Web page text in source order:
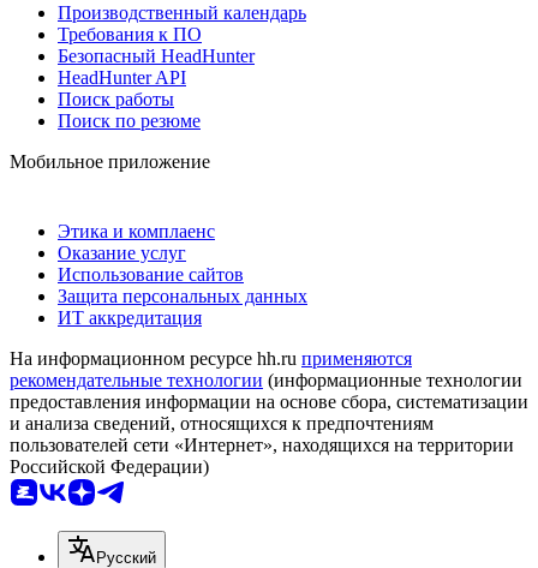
Производственный календарь
Требования к ПО
Безопасный HeadHunter
HeadHunter API
Поиск работы
Поиск по резюме
Мобильное приложение
Этика и комплаенс
Оказание услуг
Использование сайтов
Защита персональных данных
ИТ аккредитация
На информационном ресурсе hh.ru применяются
рекомендательные технологии (информационные технологии
предоставления информации на основе сбора, систематизации
и анализа сведений, относящихся к предпочтениям
пользователей сети «Интернет», находящихся на территории
Российской Федерации)
Русский